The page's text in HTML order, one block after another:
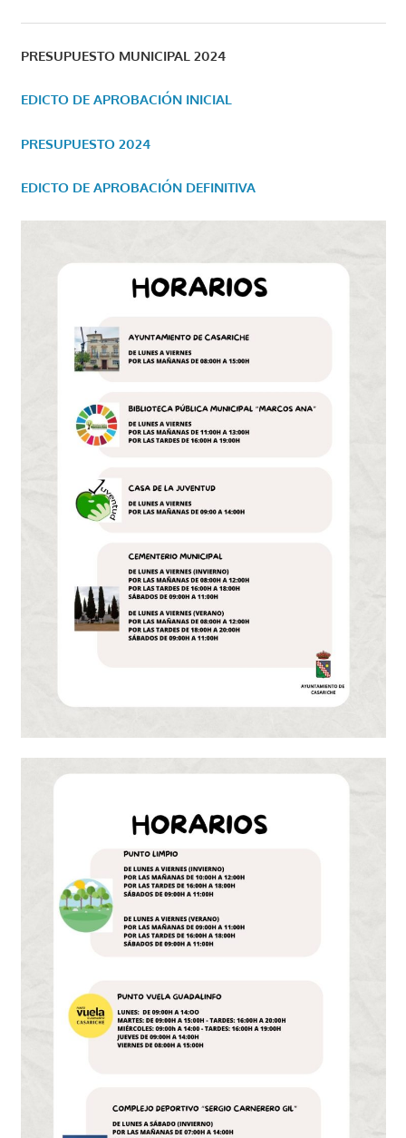
PRESUPUESTO MUNICIPAL 2024
EDICTO DE APROBACIÓN INICIAL
PRESUPUESTO 2024
EDICTO DE APROBACIÓN DEFINITIVA